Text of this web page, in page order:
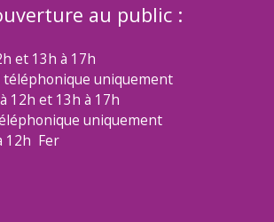
au public :
et 13h à 17h
téléphonique uniquement
12h et 13h à 17h
uniquement
12h Fer